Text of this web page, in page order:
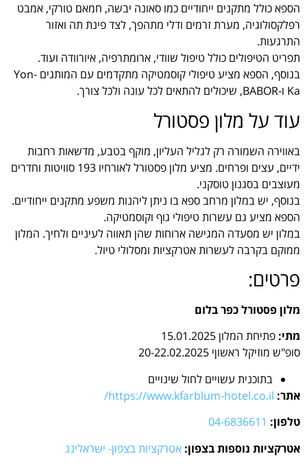
הספא כולל מתקנים ייחודיים כמו סאונה יבשה, חמאם טורקי, אמבט
רפלקסולוגיה, מערת זרמים ודלי מתהפך, לצד פינת תה ואזור
התרגעות.
תפריט הטיפולים כולל טיפול שוודי, ארומתרפיה, איורוודה ועוד.
בנוסף, הספא מציע טיפולי קוסמטיקה מתקדמים עם המותגים Yon-
Ka ו-BABOR, שיכולים להתאים לכל עונה ולכל צורך.
עוד על מלון פסטורל
באווירה השמורה רק לגליל העליון, מוקף בטבע, מדשאות רחבות
ידיים, עצים ופרחים. מציע מלון פסטורל לאורחיו 193 סוויטות וחדרים
מעוצבים בסגנון טוסקני.
בנוסף, יש במלון מרחב ספא בו ניתן ליהנות משפע מתקנים ייחודיים.
הספא מציע גם עשרות טיפולי גוף וקוסמטיקה.
במלון יש מסעדה המגישה ארוחות שהן תאווה לעיניים ולחיך. המלון
ממוקם בקרבה לעשרות אטרקציות ומסלולי טיול.
פרטים:
מלון פסטורל כפר בלום
מתי: פתיחת המלון 15.01.2025
סופ"ש מוזיקל ראשוןי 20-22.02.2025
בתוכנית עשויים לחול שינויים
אתר: https://www.kfarblum-hotel.co.il/
טלפון: 04-6836611
אטרקציות נוספות בצפון: אטרקציות בצפון- ישראלינג